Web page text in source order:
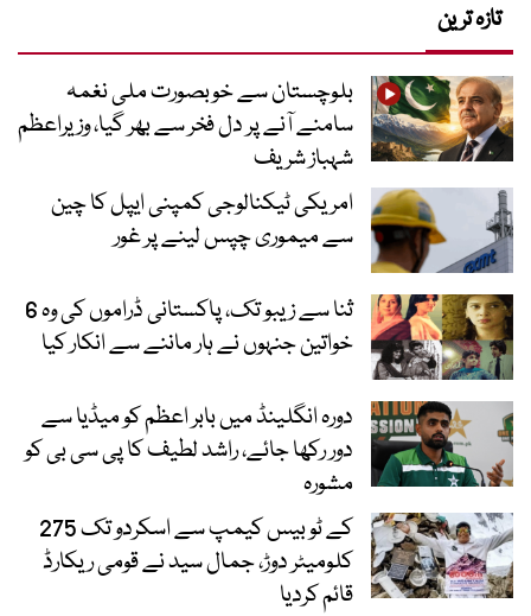
تازہ ترین
بلوچستان سے خوبصورت ملی نغمہ
سامنے آنے پر دل فخر سے بھر گیا، وزیراعظم
شہباز شریف
امریکی ٹیکنالوجی کمپنی ایپل کا چین
سے میموری چپس لینے پر غور
ثنا سے زیبو تک، پاکستانی ڈراموں کی وہ 6
خواتین جنہوں نے ہار ماننے سے انکار کیا
دورہ انگلینڈ میں بابر اعظم کو میڈیا سے
دور رکھا جائے، راشد لطیف کا پی سی بی کو
مشورہ
کے ٹو بیس کیمپ سے اسکردو تک 275
کلومیٹر دوڑ، جمال سید نے قومی ریکارڈ
قائم کردیا